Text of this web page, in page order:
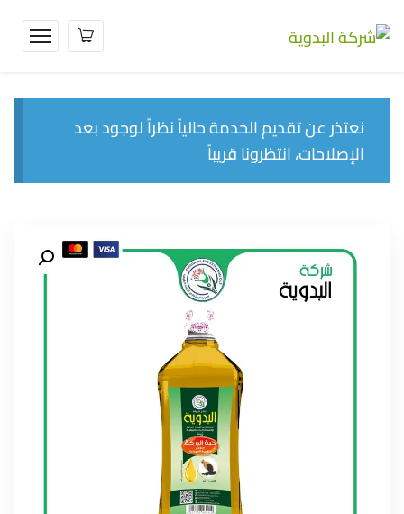
نعتذر عن تقديم الخدمة حالياً نظراً لوجود بعد
الإصلاحات، انتظرونا قريباً